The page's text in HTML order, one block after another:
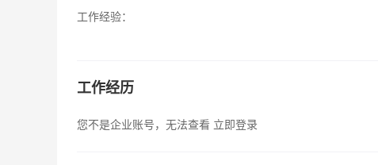
工作经验：
工作经历
您不是企业账号，无法查看 立即登录